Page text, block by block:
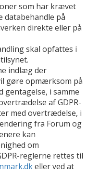
som har krævet
databehandle på
direkte eller på
skal opfattes i
indlæg der
gøre opmærksom på
i samme
af GDPR-
med overtrædelse, i
fra Forum og
kan
om
reglerne rettes til
eller ved at